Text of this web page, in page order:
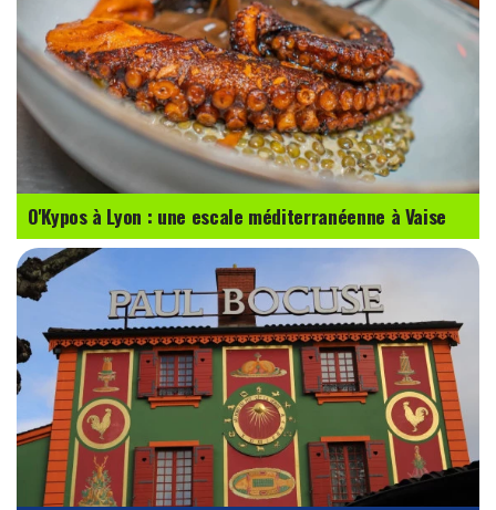
O'Kypos à Lyon : une escale méditerranéenne à Vaise